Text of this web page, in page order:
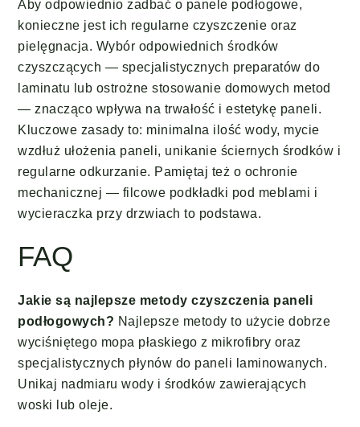
Aby odpowiednio zadbać o panele podłogowe,
konieczne jest ich regularne czyszczenie oraz
pielęgnacja. Wybór odpowiednich środków
czyszczących — specjalistycznych preparatów do
laminatu lub ostrożne stosowanie domowych metod
— znacząco wpływa na trwałość i estetykę paneli.
Kluczowe zasady to: minimalna ilość wody, mycie
wzdłuż ułożenia paneli, unikanie ściernych środków i
regularne odkurzanie. Pamiętaj też o ochronie
mechanicznej — filcowe podkładki pod meblami i
wycieraczka przy drzwiach to podstawa.
FAQ
Jakie są najlepsze metody czyszczenia paneli
podłogowych? Najlepsze metody to użycie dobrze
wyciśniętego mopa płaskiego z mikrofibry oraz
specjalistycznych płynów do paneli laminowanych.
Unikaj nadmiaru wody i środków zawierających
woski lub oleje.